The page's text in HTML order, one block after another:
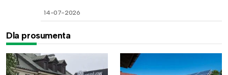
14-07-2026
Dla prosumenta